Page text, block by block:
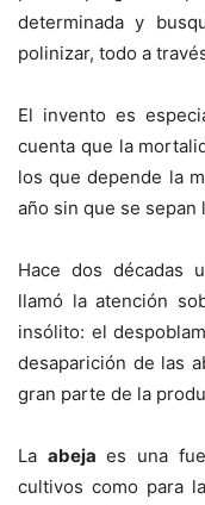
determinada y
polinizar, todo a
El invento es
cuenta que la
los que depende la
año sin que se sepan
Hace dos décadas
llamó la atención
insólito: el
desaparición de las
gran parte de la
La abeja es una
cultivos como para